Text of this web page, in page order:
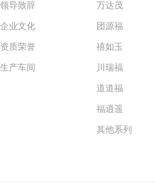
领导致辞
企业文化
资质荣誉
生产车间
万达茂
团源福
禧如玉
川瑞福
道道福
福逍遥
其他系列